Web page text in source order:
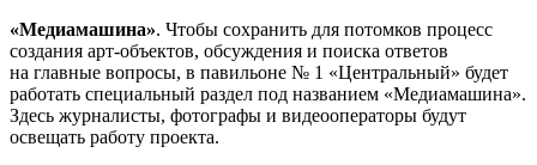
«Медиамашина». Чтобы сохранить для потомков процесс
создания арт-объектов, обсуждения и поиска ответов
на главные вопросы, в павильоне № 1 «Центральный» будет
работать специальный раздел под названием «Медиамашина».
Здесь журналисты, фотографы и видеооператоры будут
освещать работу проекта.